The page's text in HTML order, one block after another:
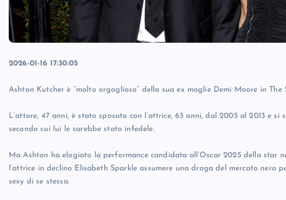
2026-01-16 17:30:05
Ashton Kutcher è “molto orgoglioso” della sua ex moglie Demi Moore in The
L’attore, 47 anni, è stato sposato con l’attrice, 63 anni, dal 2005 al 2013 e
secondo cui lui le sarebbe stato infedele.
Ma Ashton ha elogiato la performance candidata all’Oscar 2025 della star
l’attrice in declino Elisabeth Sparkle assumere una droga del mercato nero
sexy di se stessa.